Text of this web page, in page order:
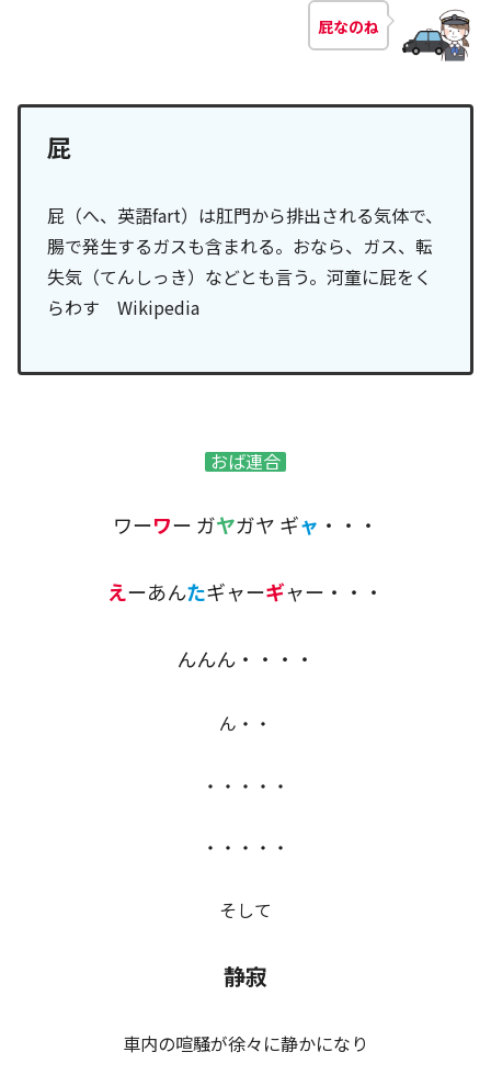
屁なのね
屁
屁（へ、英語fart）は肛門から排出される気体で、
腸で発生するガスも含まれる。おなら、ガス、転
失気（てんしっき）などとも言う。河童に屁をく
らわす Wikipedia
おば連合
ワーワー ガヤガヤ ギャ ・・・
えーあんたギャーギャー・・・
んんん・・・・
ん・・
・・・・・
・・・・・
そして
静寂
車内の喧騒が徐々に静かになり